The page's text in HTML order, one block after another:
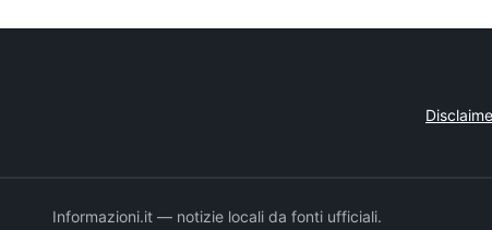
Informazioni.it — notizie locali da fonti ufficiali.